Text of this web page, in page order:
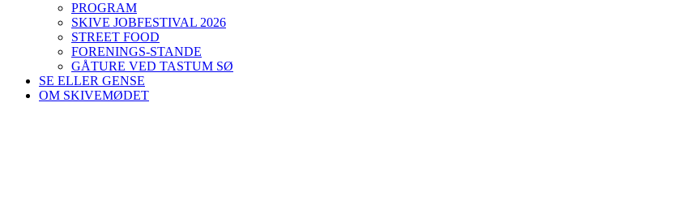
PROGRAM
SKIVE JOBFESTIVAL 2026
STREET FOOD
FORENINGS-STANDE
GÅTURE VED TASTUM SØ
SE ELLER GENSE
OM SKIVEMØDET